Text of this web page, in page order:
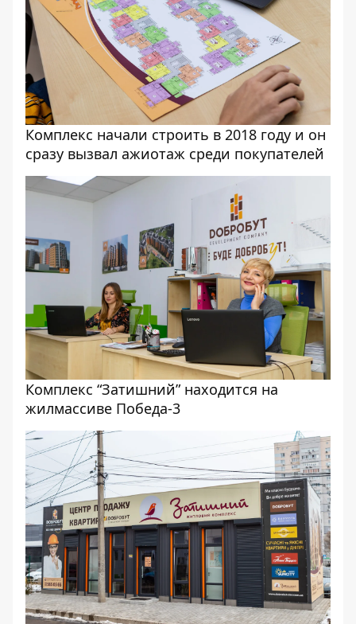
Комплекс начали строить в 2018 году и он
сразу вызвал ажиотаж среди покупателей
Комплекс “Затишний” находится на
жилмассиве Победа-3